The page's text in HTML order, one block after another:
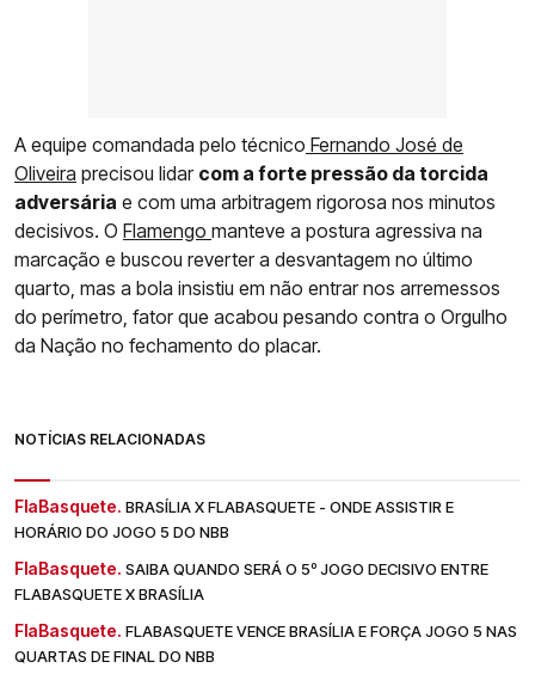
A equipe comandada pelo técnico Fernando José de
Oliveira precisou lidar com a forte pressão da torcida
adversária e com uma arbitragem rigorosa nos minutos
decisivos. O Flamengo manteve a postura agressiva na
marcação e buscou reverter a desvantagem no último
quarto, mas a bola insistiu em não entrar nos arremessos
do perímetro, fator que acabou pesando contra o Orgulho
da Nação no fechamento do placar.
NOTÍCIAS RELACIONADAS
FlaBasquete. BRASÍLIA X FLABASQUETE - ONDE ASSISTIR E
HORÁRIO DO JOGO 5 DO NBB
FlaBasquete. SAIBA QUANDO SERÁ O 5º JOGO DECISIVO ENTRE
FLABASQUETE X BRASÍLIA
FlaBasquete. FLABASQUETE VENCE BRASÍLIA E FORÇA JOGO 5 NAS
QUARTAS DE FINAL DO NBB